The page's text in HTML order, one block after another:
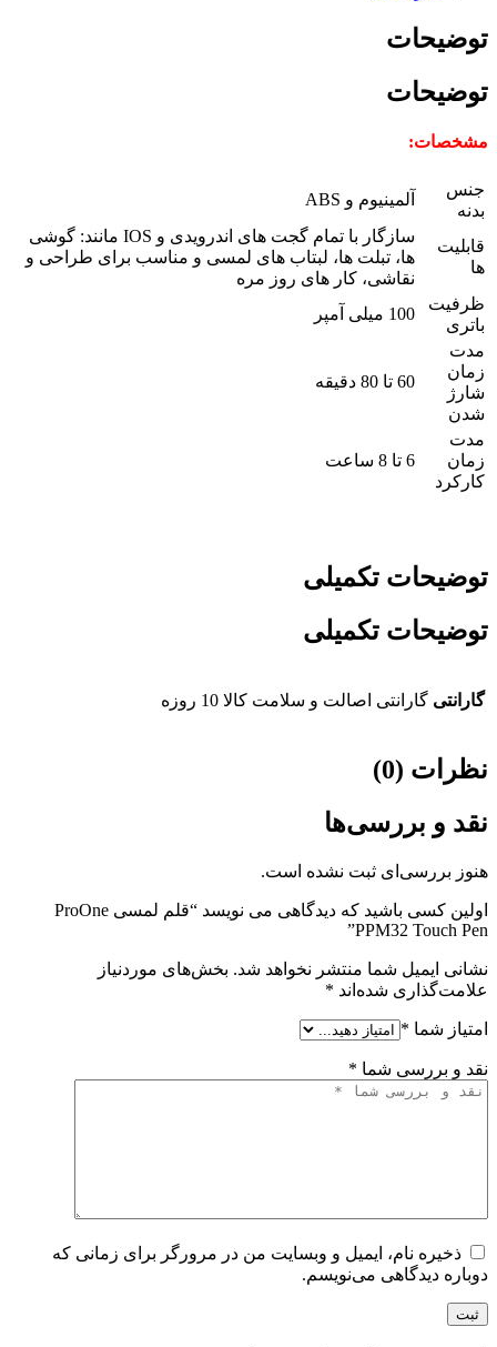
توضیحات
توضیحات
مشخصات:
جنس
بدنه
آلمينيوم و ABS
قابلیت
ها
سازگار با تمام گجت های اندرویدی و IOS مانند: گوشی
ها، تبلت ها، لبتاب های لمسی و مناسب برای طراحی و
نقاشی، کار های روز مره
ظرفیت
باتری
100 میلی آمپر
مدت
زمان
شارژ
شدن
60 تا 80 دقيقه
مدت
زمان
کارکرد
6 تا 8 ساعت
توضیحات تکمیلی
توضیحات تکمیلی
گارانتی گارانتی اصالت و سلامت کالا 10 روزه
نظرات (0)
نقد و بررسی‌ها
هنوز بررسی‌ای ثبت نشده است.
اولین کسی باشید که دیدگاهی می نویسد “قلم لمسی ProOne
PPM32 Touch Pen”
نشانی ایمیل شما منتشر نخواهد شد. بخش‌های موردنیاز
علامت‌گذاری شده‌اند *
امتیاز شما *
نقد و بررسی شما *
ذخیره نام، ایمیل و وبسایت من در مرورگر برای زمانی که
دوباره دیدگاهی می‌نویسم.
ثبت